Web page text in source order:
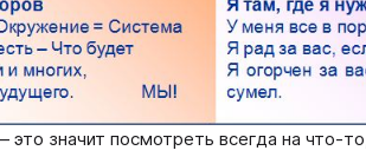
значит посмотреть всегда на что-